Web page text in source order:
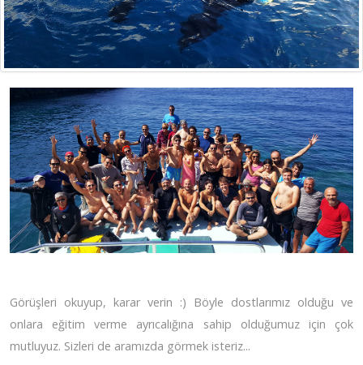
ÖğrencilerimizNe Düşünüyor?
Görüşleri okuyup, karar verin :) Böyle dostlarımız olduğu ve
onlara eğitim verme ayrıcalığına sahip olduğumuz için çok
mutluyuz. Sizleri de aramızda görmek isteriz...